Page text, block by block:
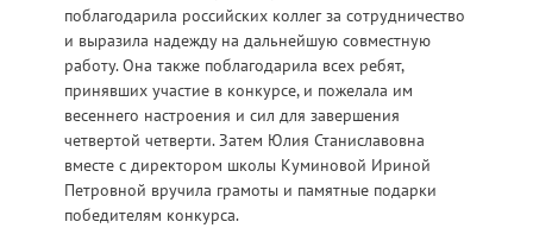
поблагодарила российских коллег за сотрудничество
и выразила надежду на дальнейшую совместную
работу. Она также поблагодарила всех ребят,
принявших участие в конкурсе, и пожелала им
весеннего настроения и сил для завершения
четвертой четверти. Затем Юлия Станиславовна
вместе с директором школы Куминовой Ириной
Петровной вручила грамоты и памятные подарки
победителям конкурса.